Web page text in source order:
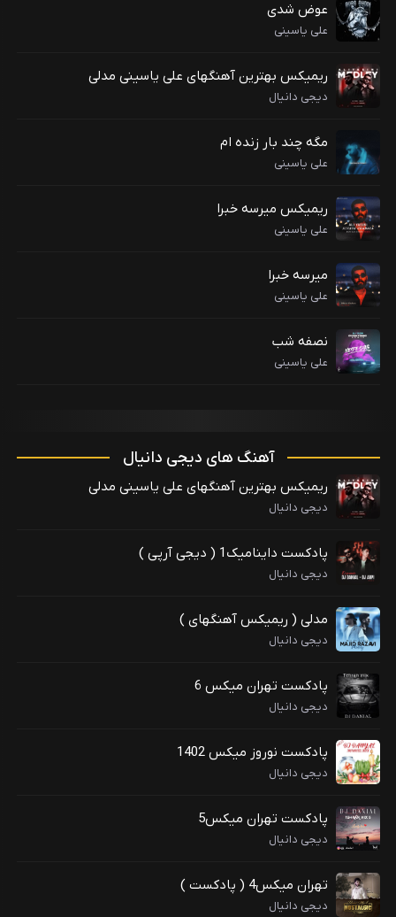
عوض شدی
علی یاسینی
ریمیکس بهترین آهنگهای علی یاسینی مدلی
دیجی دانیال
مگه چند بار زنده ام
علی یاسینی
ریمیکس میرسه خبرا
علی یاسینی
میرسه خبرا
علی یاسینی
نصفه شب
علی یاسینی
آهنگ های دیجی دانیال
ریمیکس بهترین آهنگهای علی یاسینی مدلی
دیجی دانیال
پادکست داینامیک1 ( دیجی آرپی )
دیجی دانیال
مدلی ( ریمیکس آهنگهای )
دیجی دانیال
پادکست تهران میکس 6
دیجی دانیال
پادکست نوروز میکس 1402
دیجی دانیال
پادکست تهران میکس5
دیجی دانیال
تهران میکس4 ( پادکست )
دیجی دانیال